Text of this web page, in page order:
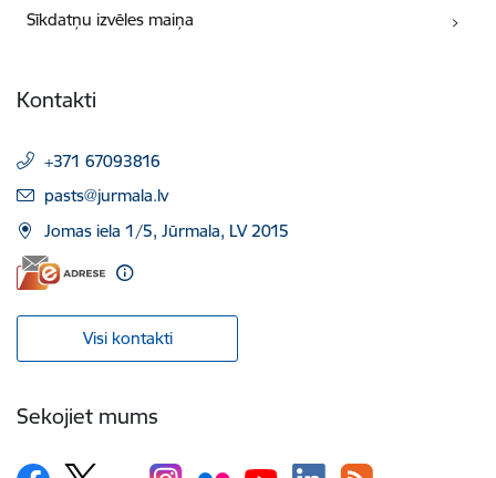
Sīkdatņu izvēles maiņa
Kontakti
+371 67093816
E-pasts:
pasts@jurmala.lv
Jomas iela 1/5, Jūrmala, LV 2015
Visi kontakti
Sekojiet mums